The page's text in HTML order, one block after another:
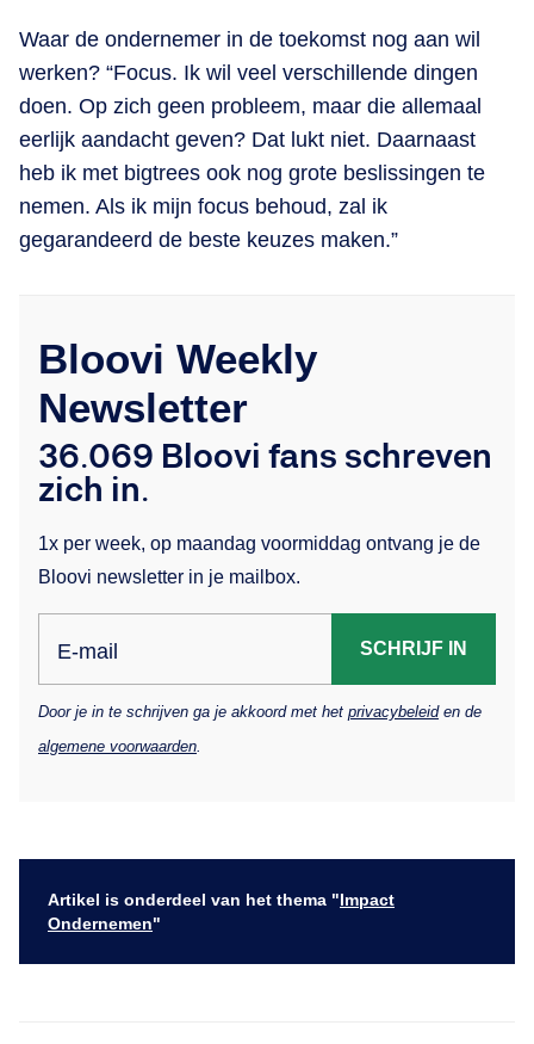
Waar de ondernemer in de toekomst nog aan wil
werken? “Focus. Ik wil veel verschillende dingen
doen. Op zich geen probleem, maar die allemaal
eerlijk aandacht geven? Dat lukt niet. Daarnaast
heb ik met bigtrees ook nog grote beslissingen te
nemen. Als ik mijn focus behoud, zal ik
gegarandeerd de beste keuzes maken.”
Bloovi Weekly
Newsletter
36.069 Bloovi fans schreven
zich in.
1x per week, op maandag voormiddag ontvang je de
Bloovi newsletter in je mailbox.
E-mail SCHRIJF IN
Door je in te schrijven ga je akkoord met het privacybeleiden de
algemene voorwaarden
Artikel is onderdeel van het thema "Impact
Ondernemen"